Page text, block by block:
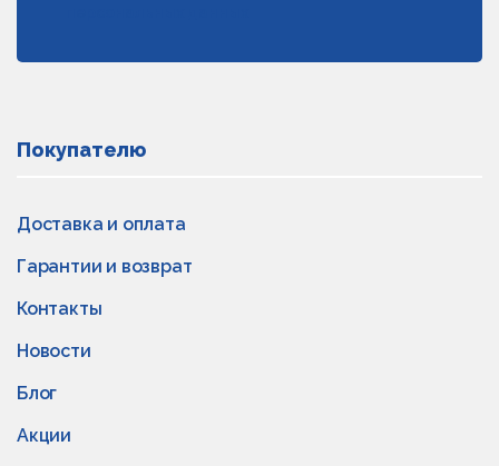
Покупателю
Доставка и оплата
Гарантии и возврат
Контакты
Новости
Блог
Акции